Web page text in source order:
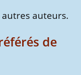
autres auteurs.
de